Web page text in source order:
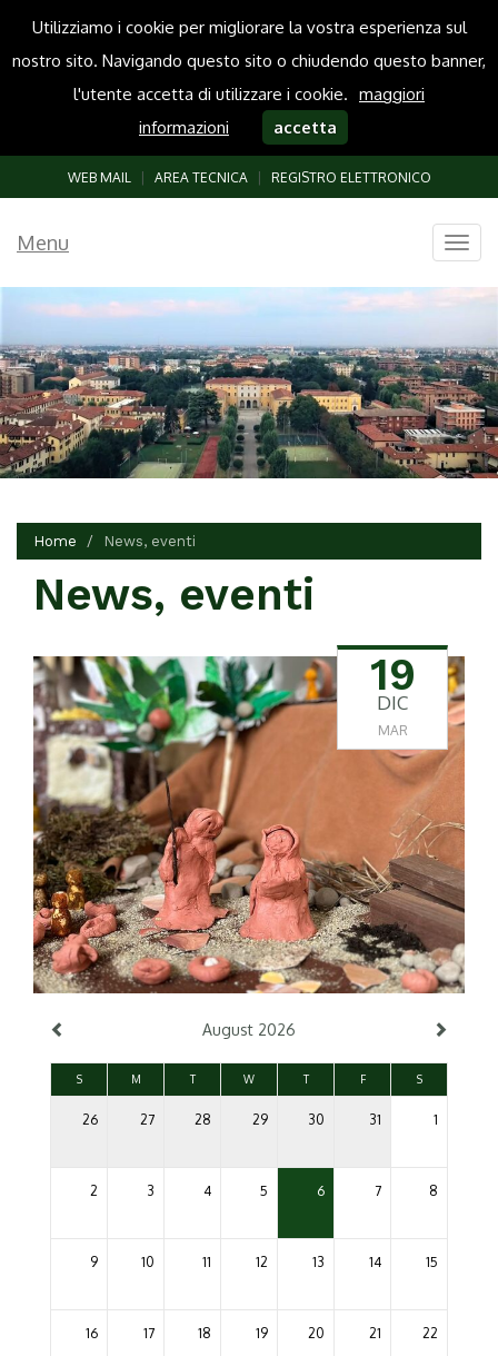
Utilizziamo i cookie per migliorare la vostra esperienza sul
nostro sito. Navigando questo sito o chiudendo questo banner,
l'utente accetta di utilizzare i cookie. maggiori
informazioni
accetta
WEB MAIL AREA TECNICA REGISTRO ELETTRONICO
Menu
Home News, eventi
News, eventi
19
DIC
MAR
August 2026
S M T W T F S
26 27 28 29 30 31 1
2 3 4 5 6 7 8
9 10 11 12 13 14 15
16 17 18 19 20 21 22